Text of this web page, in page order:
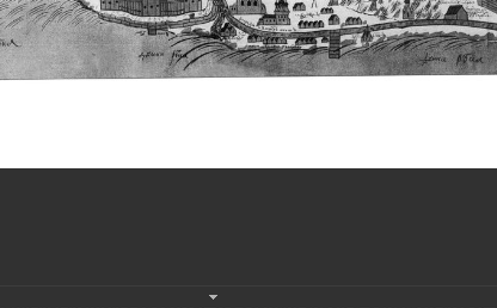
Галерея Храмы-мученики Архангельска Свято-
Троицкий
Троицкий собор Архангельска
мы можем говорить, что Архангельск в большей мере,